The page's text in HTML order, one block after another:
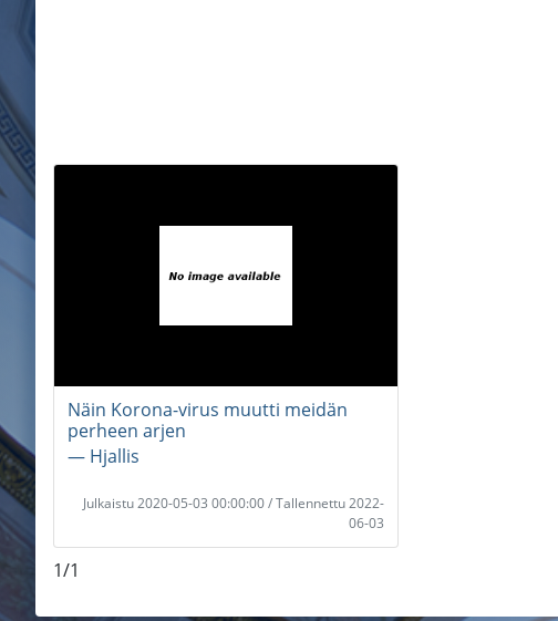
Näin Korona-virus muutti meidän
perheen arjen
― Hjallis
Julkaistu 2020-05-03 00:00:00 / Tallennettu 2022-
06-03
1/1